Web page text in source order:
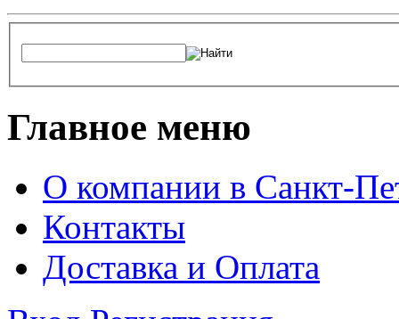
Главное меню
О компании в Санкт-
Контакты
Доставка и Оплата